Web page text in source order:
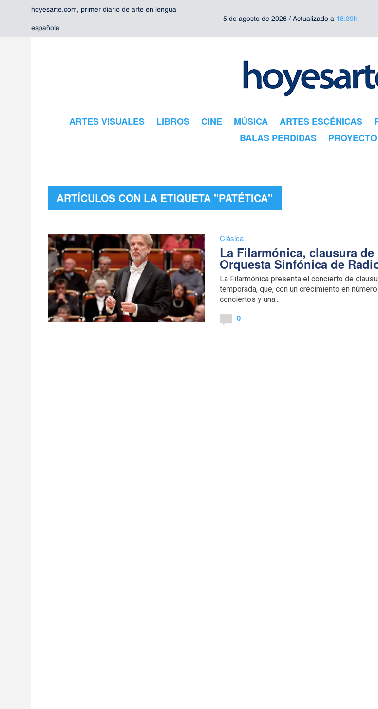
hoyesarte.com, primer diario de arte en lengua
española
5 de agosto de 2026 / Actualizado a 18:39h
ARTES VISUALES LIBROS CINE MÚSICA ARTES ESCÉNICAS
BALAS PERDIDAS
ARTÍCULOS CON LA ETIQUETA "PATÉTICA"
Clásica
La Filarmónica, clausura
Orquesta Sinfónica de
La Filarmónica presenta el concierto de
temporada, que, con un crecimiento en
conciertos y una...
0